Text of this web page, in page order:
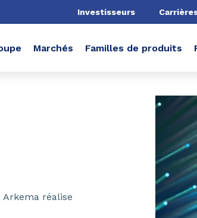
Investisseurs
Marchés Familles de produits
réalise